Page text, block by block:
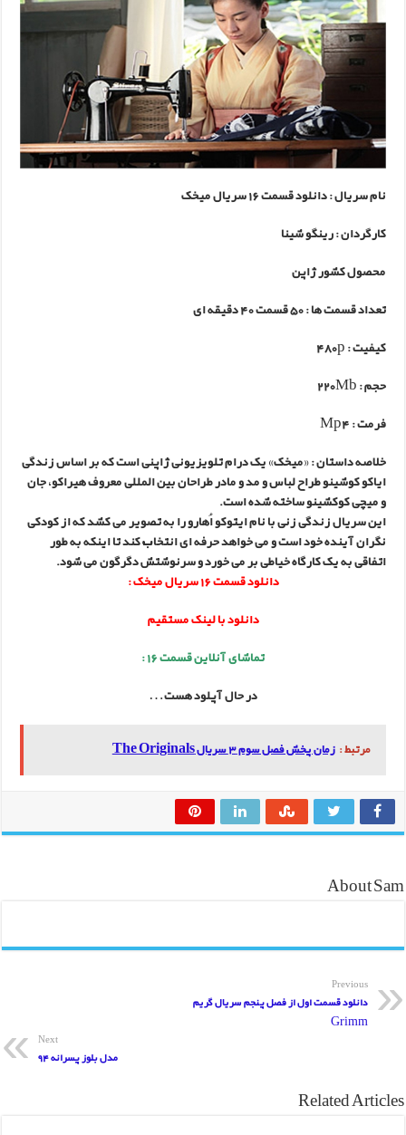
نام سریال : دانلود قسمت 16 سریال میخک
کارگردان :رینگو شینا
محصول کشور ژاپن
تعداد قسمت ها :50 قسمت 40 دقیقه ای
کیفیت :480p
حجم :220Mb
فرمت :
خلاصه داستان :«میخک» یک درام تلویزیونی ژاپنی است که بر اساس زندگی
ایاکو کوشینو طراح لباس و مد و مادر طراحان بین المللی معروف هیراکو، جان
و میچی کوکشینو ساخته شده است.
این سریال زندگی زنی با نام ایتوکو اُهارو را به تصویر می کشد که از کودکی
نگران آینده خود است و می خواهد حرفه ای انتخاب کند تا اینکه به طور
اتفاقی به یک کارگاه خیاطی بر می خورد و سرنوشتش دگرگون می شود.
دانلود قسمت 16 سریال میخک :
دانلود با لینک مستقیم
تماشای آنلاین قسمت 16 :
در حال آپلود هست…
مرتبط : زمان پخش فصل سوم 3 سریال The Originals
About Sam
Previous
دانلود قسمت اول از فصل پنجم سریال گریم
Grimm
Next
مدل بلوز پسرانه 94
Related Articles